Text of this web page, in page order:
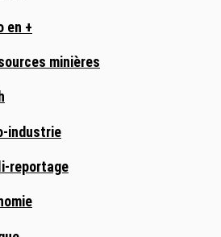
en +
minières
industrie
reportage